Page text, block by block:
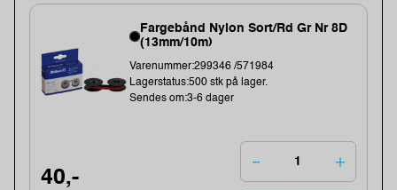
Fargebånd Nylon Sort/Rd Gr Nr 8D
(13mm/10m)
Varenummer:299346 /571984
Lagerstatus:500 stk på lager.
Sendes om:3-6 dager
40,-